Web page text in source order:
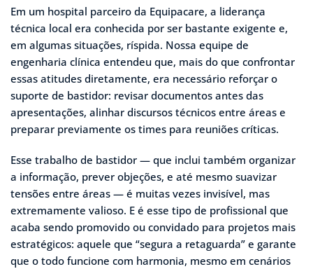
Em um hospital parceiro da Equipacare, a liderança
técnica local era conhecida por ser bastante exigente e,
em algumas situações, ríspida. Nossa equipe de
engenharia clínica entendeu que, mais do que confrontar
essas atitudes diretamente, era necessário reforçar o
suporte de bastidor: revisar documentos antes das
apresentações, alinhar discursos técnicos entre áreas e
preparar previamente os times para reuniões críticas.
Esse trabalho de bastidor — que inclui também organizar
a informação, prever objeções, e até mesmo suavizar
tensões entre áreas — é muitas vezes invisível, mas
extremamente valioso. E é esse tipo de profissional que
acaba sendo promovido ou convidado para projetos mais
estratégicos: aquele que “segura a retaguarda” e garante
que o todo funcione com harmonia, mesmo em cenários